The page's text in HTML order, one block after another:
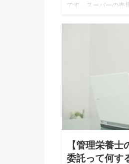
です。スーパーの売
【管理栄養
委託って何す